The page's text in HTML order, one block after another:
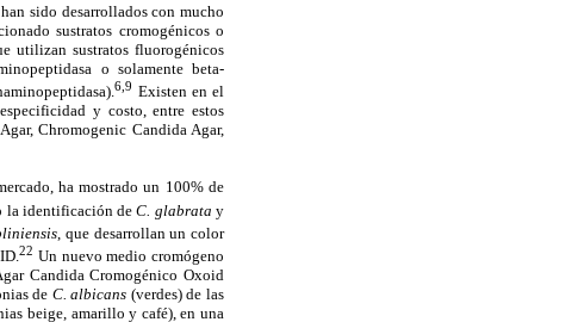
sido desarrollados con mucho
sustratos cromogénicos o
utilizan sustratos fluorogénicos
o solamente beta-
6,9 Existen en el
y costo, entre estos
Chromogenic Candida Agar,
ha mostrado un 100% de
la identificación deC. glabrata y
, que desarrollan un color
ID.22 Un nuevo medio cromógeno
Candida Cromogénico Oxoid
de C. albicans (verdes) de las
beige, amarillo y café), en una